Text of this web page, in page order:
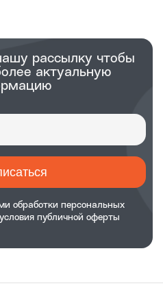
рассылку чтобы
актуальную
обработки персональных
условия публичной оферты